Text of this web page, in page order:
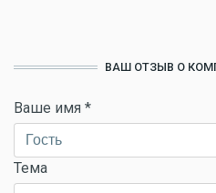
ВАШ ОТЗЫВ О
Ваше имя *
Тема